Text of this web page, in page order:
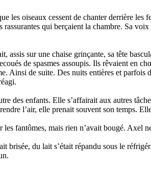
les oiseaux cessent de chanter derrière les
qui berçaient la chambre. Sa
assis sur une chaise grinçante, sa tête
de spasmes assoupis. Ils rêvaient en
Ainsi de suite. Des nuits entières et parfois
des enfants. Elle s’affairait aux autres
l’air, elle prenait souvent son temps.
fantômes, mais rien n’avait bougé. Axel
brisée, du lait s’était répandu sous le